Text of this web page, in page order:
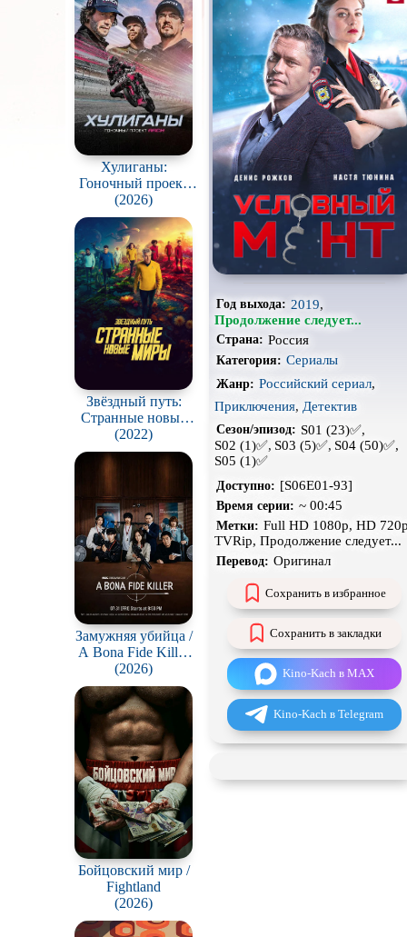
Хулиганы:
Гоночный проект
ARCH / Hooligans:
The ARCH Racing
Project
(2026)
Звёздный путь:
Странные новые
миры / Star Trek:
Strange New Worlds
(2022)
Замужняя убийца /
A Bona Fide Killer
(Yubunyeo killeo)
(2026)
Бойцовский мир /
Fightland
(2026)
Подростковаяжестокость
Про апокалипсис
Про ведьм
Про гонки
Про животных
Про космос
Про оборотней
Про роботов
Про снайперов
Про тюрьму
Про шпионов
Роуд-муви
Экранизация
Год выхода: 2019,
Продолжение следует...
Страна: Россия
Категория: Сериалы
Жанр: Российский сериал,
Приключения, Детектив
Сезон/эпизод: S01 (23)✅,
S02 (1)✅, S03 (5)✅, S04 (50)✅,
S05 (1)✅
Доступно: [S06E01-93]
Время серии: ~ 00:45
Метки: Full HD 1080p, HD
TVRip, Продолжение следует...
Перевод: Оригинал
Сохранить в избранное
Сохранить в закладки
Kino-Kach в MAX
Kino-Kach в Telegram